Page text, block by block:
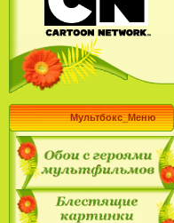
Мультбокс_Меню